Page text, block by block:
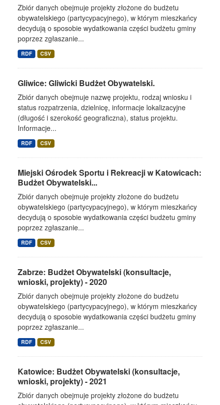
Zbiór danych obejmuje projekty złożone do budżetu
obywatelskiego (partycypacyjnego), w którym mieszkańcy
decydują o sposobie wydatkowania części budżetu gminy
poprzez zgłaszanie...
RDF CSV
Gliwice: Gliwicki Budżet Obywatelski.
Zbiór danych obejmuje nazwę projektu, rodzaj wniosku i
status rozpatrzenia, dzielnicę, informacje lokalizacyjne
(długość i szerokość geograficzna), status projektu.
Informacje...
RDF CSV
Miejski Ośrodek Sportu i Rekreacji w Katowicach:
Budżet Obywatelski...
Zbiór danych obejmuje projekty złożone do budżetu
obywatelskiego (partycypacyjnego), w którym mieszkańcy
decydują o sposobie wydatkowania części budżetu gminy
poprzez zgłaszanie...
RDF CSV
Zabrze: Budżet Obywatelski (konsultacje,
wnioski, projekty) - 2020
Zbiór danych obejmuje projekty złożone do budżetu
obywatelskiego (partycypacyjnego), w którym mieszkańcy
decydują o sposobie wydatkowania części budżetu gminy
poprzez zgłaszanie...
RDF CSV
Katowice: Budżet Obywatelski (konsultacje,
wnioski, projekty) - 2021
Zbiór danych obejmuje projekty złożone do budżetu